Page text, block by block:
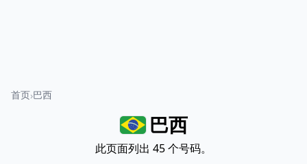
首页 巴西
巴西
此页面列出 45 个号码。